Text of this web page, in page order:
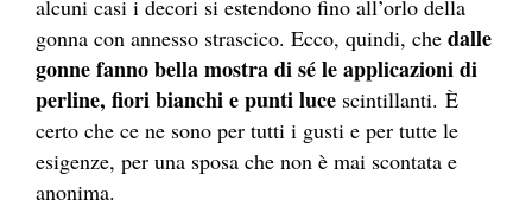
alcuni casi i decori si estendono fino all’orlo della
gonna con annesso strascico. Ecco, quindi, che dalle
gonne fanno bella mostra di sé le applicazioni di
perline, fiori bianchi e punti luce scintillanti. È
certo che ce ne sono per tutti i gusti e per tutte le
esigenze, per una sposa che non è mai scontata e
anonima.